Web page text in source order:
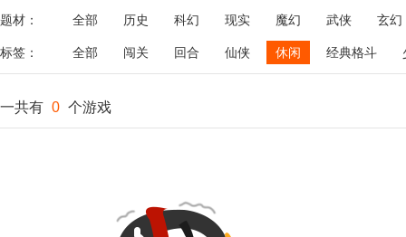
飞行
恋爱 第三人称射击 棋类 牌类 麻将
题材： 全部 历史 科幻 现实 魔幻 武侠 玄幻
标签： 全部 闯关 回合 仙侠 休闲 经典格斗
一共有 0 个游戏